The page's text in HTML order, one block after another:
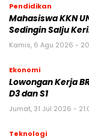
Pendidikan
Mahasiswa KKN
Sedingin Salju
Kamis, 6 Agu 2026 -
Ekonomi
Lowongan Kerja
D3 dan S1
Jumat, 31 Jul 2026 -
Teknologi